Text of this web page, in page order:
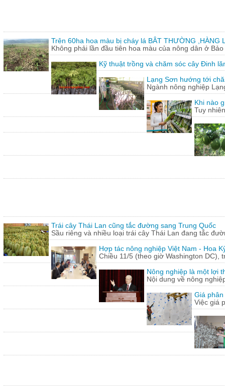
Trên 60ha hoa màu bị cháy lá BÂT THƯỜNG
Không phải lần đầu tiên hoa màu của nông dân ở
Kỹ thuật trồng và chăm sóc cây Đinh
Lạng Sơn hướng tới
Ngành nông nghiệp
Khi nào
Tuy
Trái cây Thái Lan cũng tắc đường sang Trung Quốc
Sầu riêng và nhiều loại trái cây Thái Lan đang tắc
Hợp tác nông nghiệp Việt Nam - Hoa
Chiều 11/5 (theo giờ Washington DC),
Nông nghiệp là một lợi
Nội dung về nông
Giá
Việc giá